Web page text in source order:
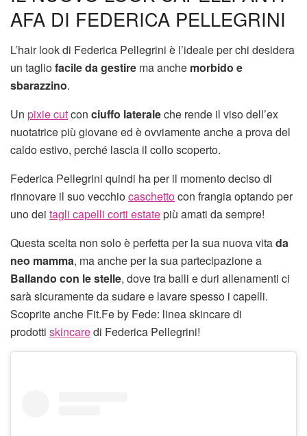
AFA DI FEDERICA PELLEGRINI
L’hair look di Federica Pellegrini è l’ideale per chi desidera
un tagliofacile da gestire ma anche morbido e
sbarazzino.
Un pixie cutcon ciuffo lateraleche rende il viso dell’ex
nuotatrice più giovane ed è ovviamente anche a prova del
caldo estivo, perché lascia il collo scoperto.
Federica Pellegrini quindi ha per il momento deciso di
rinnovare il suo vecchiocaschettocon frangia optando per
uno dei tagli capelli corti estatepiù amati da sempre!
Questa scelta non solo è perfetta per la sua nuova vitada
neo mamma, ma anche per la sua partecipazione a
Ballando con le stelle, dove tra balli e duri allenamenti ci
sarà sicuramente da sudare e lavare spesso i capelli.
Scoprite anche Fit.Fe by Fede: linea skincare di
prodotti skincaredi Federica Pellegrini!